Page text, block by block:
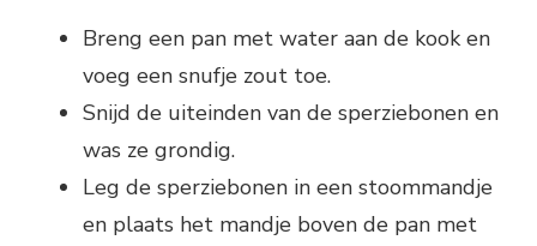
Breng een pan met water aan de kook en
voeg een snufje zout toe.
Snijd de uiteinden van de sperziebonen en
was ze grondig.
Leg de sperziebonen in een stoommandje
en plaats het mandje boven de pan met